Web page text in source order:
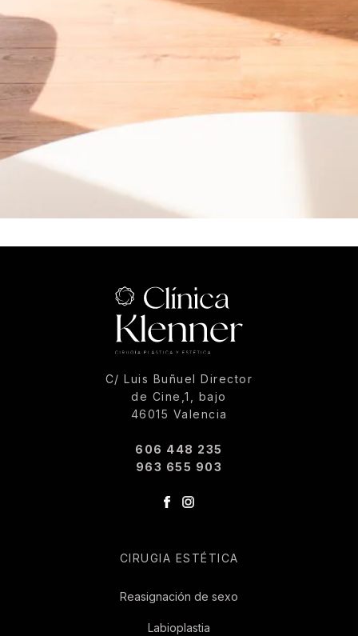
C/ Luis Buñuel Director
de Cine,1, bajo
46015 Valencia
606 448 235
963 655 903
CIRUGIA ESTÉTICA
Reasignación de sexo
Labioplastia